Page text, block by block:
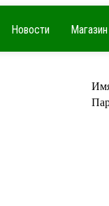
Новости Магазин